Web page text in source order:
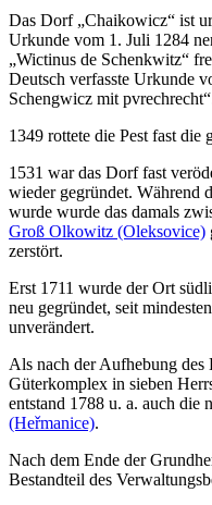
Das Dorf „Chaikowicz“ ist
Urkunde vom 1. Juli 1284
„Wictinus de Schenkwitz“
Deutsch verfasste Urkunde
Schengwicz mit
1349 rottete die Pest fast die
1531 war das Dorf fast
wieder gegründet. Während
wurde wurde das damals
Groß Olkowitz (Oleksovice)
zerstört.
Erst 1711 wurde der Ort
neu gegründet, seit
unverändert.
Als nach der Aufhebung des
Güterkomplex in sieben
entstand 1788 u. a. auch die
(Heřmanice).
Nach dem Ende der
Bestandteil des